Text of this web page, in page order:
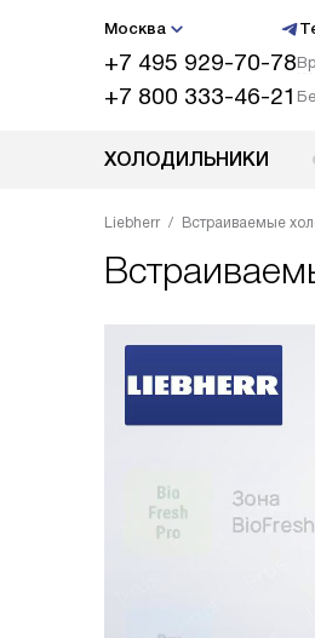
Москва
+7 495 929-70-78
+7 800 333-46-21
ХОЛОДИЛЬНИКИ
Liebherr Встраиваемые